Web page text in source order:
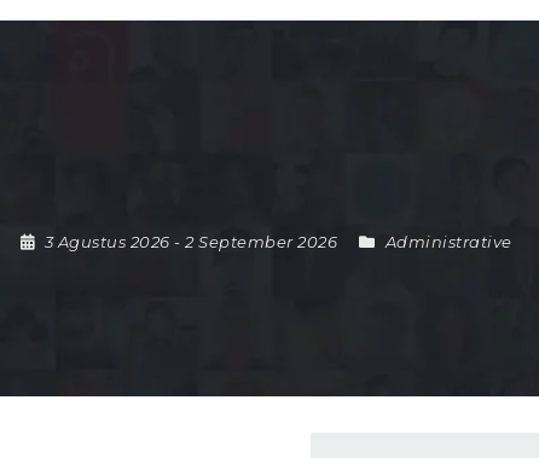
3 Agustus 2026- 2 September 2026 Administrative